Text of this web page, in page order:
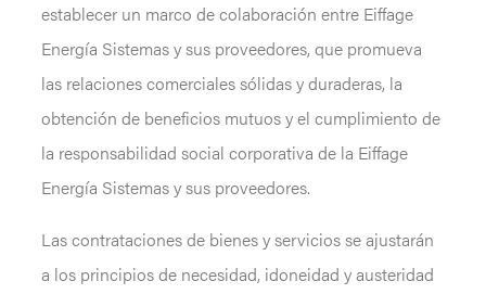
establecer un marco de colaboración entre Eiffage
Energía Sistemas y sus proveedores, que promueva
las relaciones comerciales sólidas y duraderas, la
obtención de beneficios mutuos y el cumplimiento de
la responsabilidad social corporativa de la Eiffage
Energía Sistemas y sus proveedores.
Las contrataciones de bienes y servicios se ajustarán
a los principios de necesidad, idoneidad y austeridad